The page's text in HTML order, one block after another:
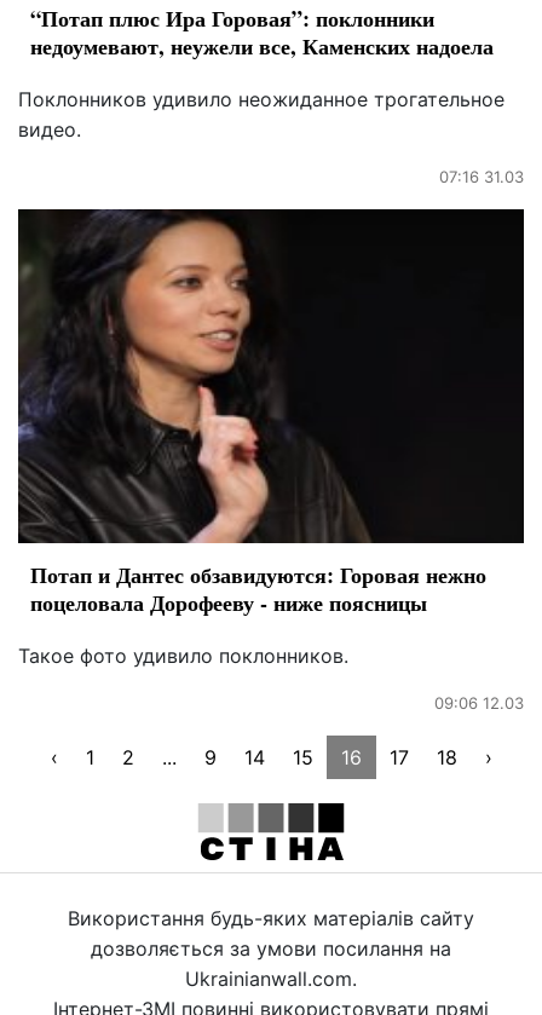
“Потап плюс Ира Горовая”: поклонники
недоумевают, неужели все, Каменских надоела
Поклонников удивило неожиданное трогательное
видео.
07:16 31.03
Потап и Дантес обзавидуются: Горовая нежно
поцеловала Дорофееву - ниже поясницы
Такое фото удивило поклонников.
09:06 12.03
‹ 1 2 ... 9 14 15 16 17 18 ›
Використання будь-яких матеріалів сайту
дозволяється за умови посилання на
Ukrainianwall.com.
Інтернет-ЗМІ повинні використовувати прямі